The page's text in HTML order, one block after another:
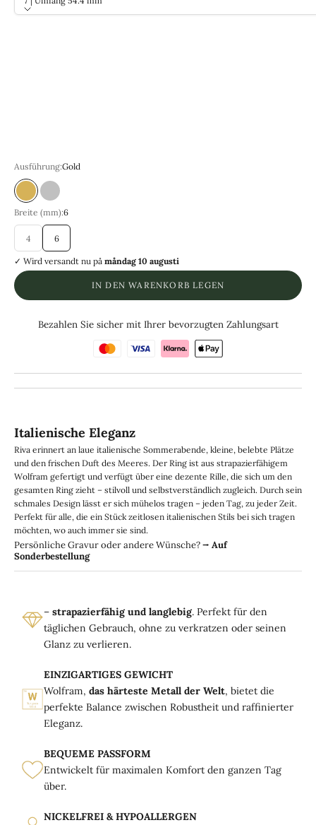
Ausführung:Gold
Guld
Silver
Breite (mm):6
4 6
✓ Wird versandt nu på måndag 10 augusti
IN DEN WARENKORB LEGEN
Bezahlen Sie sicher mit Ihrer bevorzugten Zahlungsart
Italienische Eleganz
Riva erinnert an laue italienische Sommerabende, kleine, belebte Plätze
und den frischen Duft des Meeres. Der Ring ist aus strapazierfähigem
Wolfram gefertigt und verfügt über eine dezente Rille, die sich um den
gesamten Ring zieht – stilvoll und selbstverständlich zugleich. Durch sein
schmales Design lässt er sich mühelos tragen – jeden Tag, zu jeder Zeit.
Perfekt für alle, die ein Stück zeitlosen italienischen Stils bei sich tragen
möchten, wo auch immer sie sind.
Persönliche Gravur oder andere Wünsche?⭢ Auf
Sonderbestellung
– strapazierfähig und langlebig. Perfekt für den
täglichen Gebrauch, ohne zu verkratzen oder seinen
Glanz zu verlieren.
EINZIGARTIGES GEWICHT
Wolfram, das härteste Metall der Welt, bietet die
perfekte Balance zwischen Robustheit und raffinierter
Eleganz.
BEQUEME PASSFORM
Entwickelt für maximalen Komfort den ganzen Tag
über.
NICKELFREI & HYPOALLERGEN